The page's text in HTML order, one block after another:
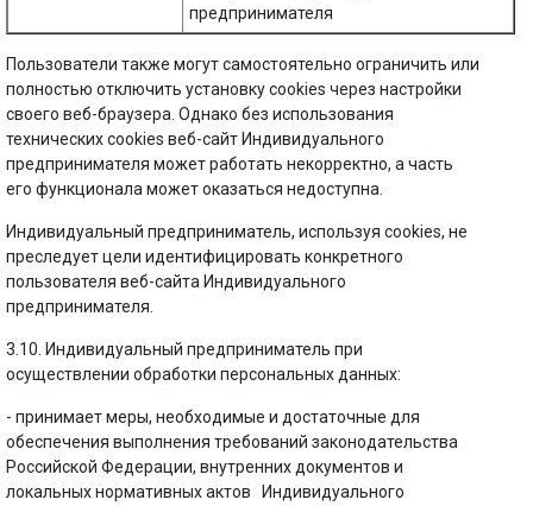
предпринимателя
Пользователи также могут самостоятельно ограничить или
полностью отключить установку cookies через настройки
своего веб-браузера. Однако без использования
технических cookies веб-сайт Индивидуального
предпринимателя может работать некорректно, а часть
его функционала может оказаться недоступна.
Индивидуальный предприниматель, используя cookies, не
преследует цели идентифицировать конкретного
пользователя веб-сайта Индивидуального
предпринимателя.
3.10. Индивидуальный предприниматель при
осуществлении обработки персональных данных:
- принимает меры, необходимые и достаточные для
обеспечения выполнения требований законодательства
Российской Федерации, внутренних документов и
локальных нормативных актов Индивидуального